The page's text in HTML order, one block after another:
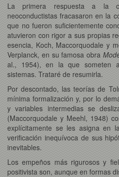
La primera respuesta a la
neoconductistas fracasaron en la
que no fueron suficientemente
atuvieron con rigor a sus propias
esencia, Koch, Maccorquodale y
Verplanck, en su famosa obra
al., 1954), en la que someten
sistemas. Trataré de resumirla.
Por descontado, las teorías de
mínima formalización y, por lo
y variables intermedias se
(Maccorquodale y Meehl, 1948)
explícitamente se les asigna en
verificación inequívoca de sus
inevitables.
Los empeños más rigurosos y
positivista son, aunque en formas